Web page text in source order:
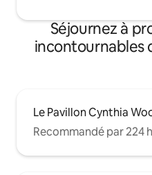
Séjournez à
incontournables
Le Pavillon Cynthia
Recommandé par 224